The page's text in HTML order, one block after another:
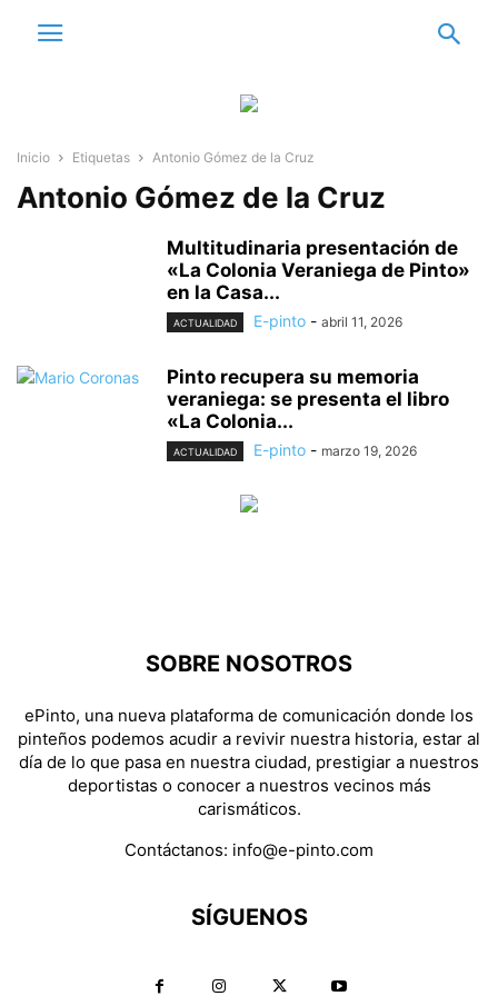
Inicio Etiquetas Antonio Gómez de la Cruz
Antonio Gómez de la Cruz
Multitudinaria presentación de
«La Colonia Veraniega de Pinto»
en la Casa...
ACTUALIDAD E-pinto - abril 11, 2026
Pinto recupera su memoria
veraniega: se presenta el libro
«La Colonia...
ACTUALIDAD E-pinto - marzo 19, 2026
SOBRE NOSOTROS
ePinto, una nueva plataforma de comunicación donde los
pinteños podemos acudir a revivir nuestra historia, estar al
día de lo que pasa en nuestra ciudad, prestigiar a nuestros
deportistas o conocer a nuestros vecinos más
carismáticos.
Contáctanos: info@e-pinto.com
SÍGUENOS